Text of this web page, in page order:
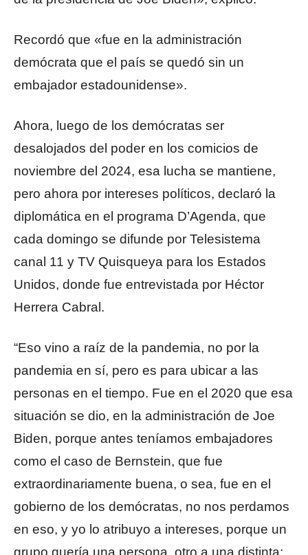
Recordó que «fue en la administración
demócrata que el país se quedó sin un
embajador estadounidense».
Ahora, luego de los demócratas ser
desalojados del poder en los comicios de
noviembre del 2024, esa lucha se mantiene,
pero ahora por intereses políticos, declaró la
diplomática en el programa D’Agenda, que
cada domingo se difunde por Telesistema
canal 11 y TV Quisqueya para los Estados
Unidos, donde fue entrevistada por Héctor
Herrera Cabral.
“Eso vino a raíz de la pandemia, no por la
pandemia en sí, pero es para ubicar a las
personas en el tiempo. Fue en el 2020 que esa
situación se dio, en la administración de Joe
Biden, porque antes teníamos embajadores
como el caso de Bernstein, que fue
extraordinariamente buena, o sea, fue en el
gobierno de los demócratas, no nos perdamos
en eso, y yo lo atribuyo a intereses, porque un
grupo quería una persona, otro a una distinta;